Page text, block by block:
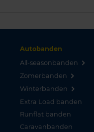
Autobanden
All-seasonbanden
Zomerbanden
Winterbanden
Extra Load banden
Runflat banden
Caravanbanden